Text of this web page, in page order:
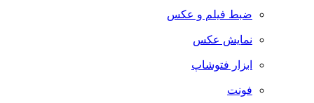
ضبط فيلم و عكس
نمایش عکس
ابزار فتوشاپ
فونت